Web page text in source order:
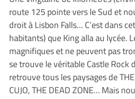
route 125 pointe vers le Sud et
droit à Lisbon Falls… C’est dans
habitants) que King alla au lycée.
magnifiques et ne peuvent pas
se trouve le véritable Castle Rock
retrouve tous les paysages de THE
CUJO, THE DEAD ZONE… Mais